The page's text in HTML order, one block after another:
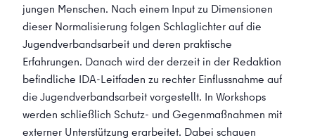
jungen Menschen. Nach einem Input zu Dimensionen
dieser Normalisierung folgen Schlaglichter auf die
Jugendverbandsarbeit und deren praktische
Erfahrungen. Danach wird der derzeit in der Redaktion
befindliche IDA-Leitfaden zu rechter Einflussnahme auf
die Jugendverbandsarbeit vorgestellt. In Workshops
werden schließlich Schutz- und Gegenmaßnahmen mit
externer Unterstützung erarbeitet. Dabei schauen